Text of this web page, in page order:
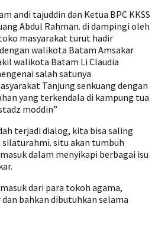
andi tajuddin dan Ketua BPC KKSS
Abdul Rahman. di dampingi oleh
masyarakat turut hadir
walikota Batam Amsakar
walikota Batam Li Claudia
salah satunya
Tanjung senkuang dengan
yang terkendala di kampung tua
moddin”
terjadi dialog, kita bisa saling
situ akan tumbuh
dalam menyikapi berbagai isu
dari para tokoh agama,
bahkan dibutuhkan selama